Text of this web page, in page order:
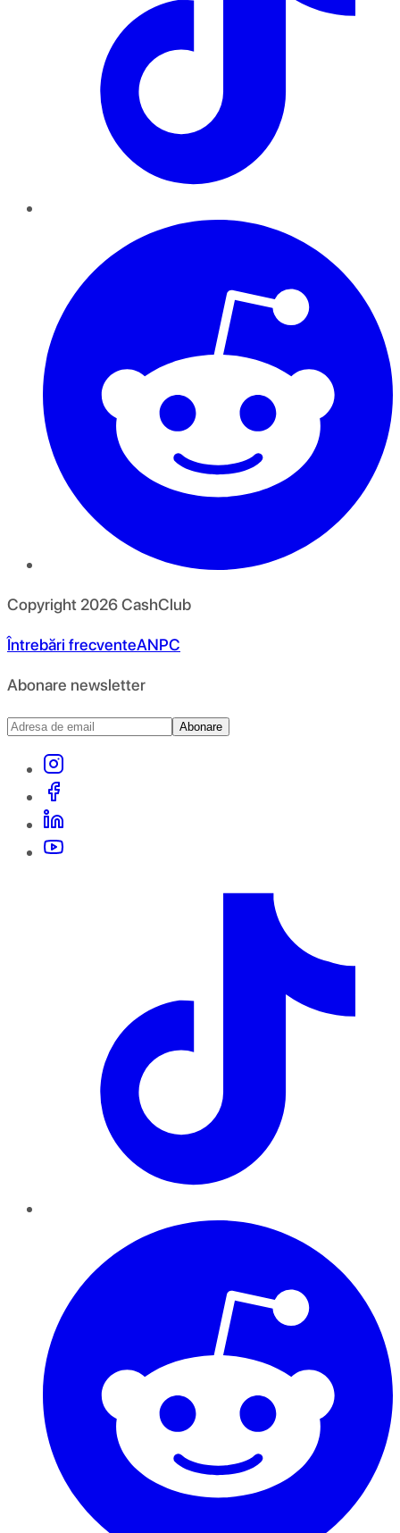
Copyright 2026CashClub
Întrebări frecventeANPC
Abonare newsletter
Abonare